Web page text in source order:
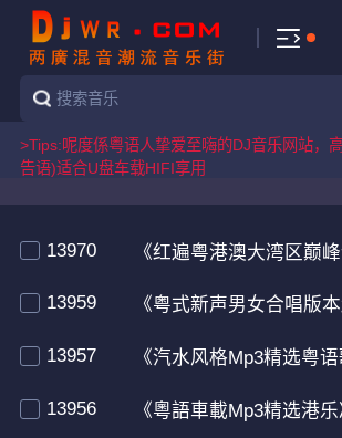
>Tips:呢度係粤语人挚爱至嗨的DJ音乐网站，
告语)适合U盘车载HIFI享用
13970 《红遍粤港澳大湾区巅峰说唱Yamy
13959 《粤式新声男女合唱版本超好听
13957 《汽水风格Mp3精选粤语歌曲翻唱超
13956 《粵語車載Mp3精选港乐冷门男